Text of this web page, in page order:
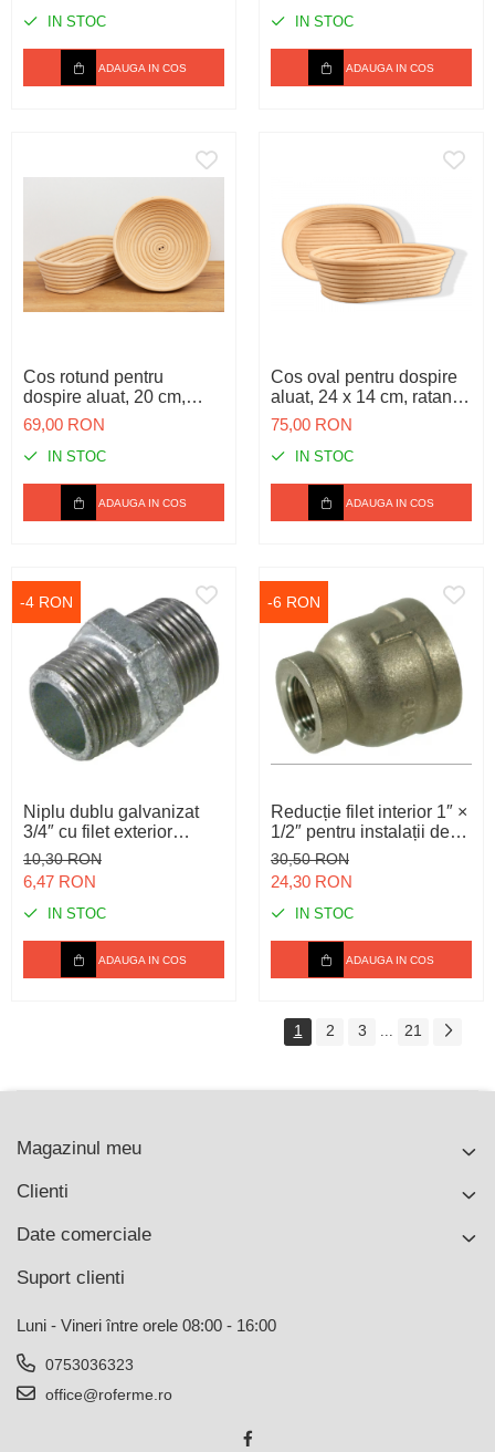
IN STOC
ADAUGA IN COS
IN STOC
ADAUGA IN COS
Cos rotund pentru
dospire aluat, 20 cm,
ratan, 500 g
69,00 RON
IN STOC
ADAUGA IN COS
Cos oval pentru dospire
aluat, 24 x 14 cm, ratan,
500 g
75,00 RON
IN STOC
ADAUGA IN COS
-4 RON
Niplu dublu galvanizat
3/4″ cu filet exterior
pentru instalații de apă
10,30 RON
6,47 RON
IN STOC
ADAUGA IN COS
-6 RON
Reducție filet interior 1″ ×
1/2″ pentru instalații de
apă, inox
30,50 RON
24,30 RON
IN STOC
ADAUGA IN COS
1 2 3 ... 21
Magazinul meu
Clienti
Date comerciale
Suport clienti
Luni - Vineri între orele 08:00 - 16:00
0753036323
office@roferme.ro